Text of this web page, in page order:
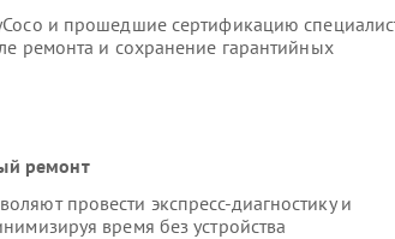
и прошедшие сертификацию
ремонта и сохранение гарантийных
ремонт
провести экспресс-диагностику и
время без устройства